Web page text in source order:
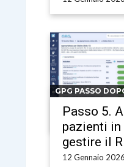
GPG PASSO
Passo 5.
pazienti in
gestire il
12 Gennaio 2026